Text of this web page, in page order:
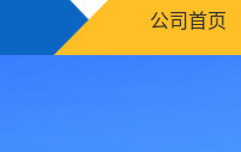
公司首页